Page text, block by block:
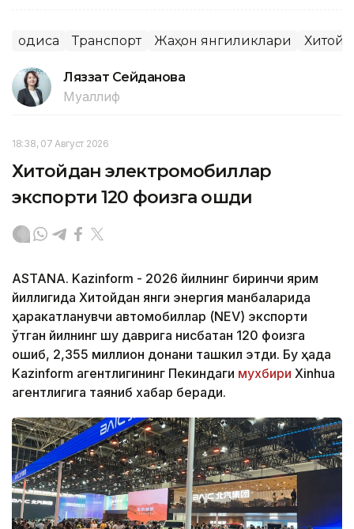
Ҳодиса Транспорт Жаҳон янгиликлари Хитой
Ляззат Сейданова
Муаллиф
18:38, 07 Август 2026
Хитойдан электромобиллар
экспорти 120 фоизга ошди
ASTANA. Kazinform - 2026 йилнинг биринчи ярим
йиллигида Хитойдан янги энергия манбаларида
ҳаракатланувчи автомобиллар (NEV) экспорти
ўтган йилнинг шу даврига нисбатан 120 фоизга
ошиб, 2,355 миллион донани ташкил этди. Бу ҳақда
Kazinform агентлигининг Пекиндаги мухбири Xinhua
агентлигига таяниб хабар беради.